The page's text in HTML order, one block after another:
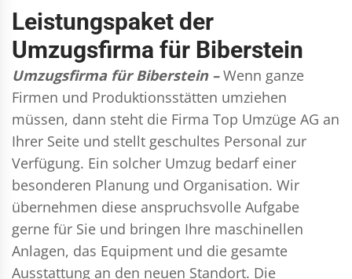
Leistungspaket der
Umzugsfirma für Biberstein
Umzugsfirma für Biberstein – Wenn ganze
Firmen und Produktionsstätten umziehen
müssen, dann steht die Firma Top Umzüge AG an
Ihrer Seite und stellt geschultes Personal zur
Verfügung. Ein solcher Umzug bedarf einer
besonderen Planung und Organisation. Wir
übernehmen diese anspruchsvolle Aufgabe
gerne für Sie und bringen Ihre maschinellen
Anlagen, das Equipment und die gesamte
Ausstattung an den neuen Standort. Die